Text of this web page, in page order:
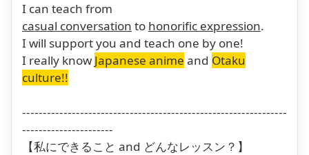
I can teach from
casual conversation to honorific expression.
I will support you and teach one by one!
I really knowJapanese anime and Otaku
culture!!
----------------------------------------------------------------
----------------------
【私にできること and どんなレッスン？】